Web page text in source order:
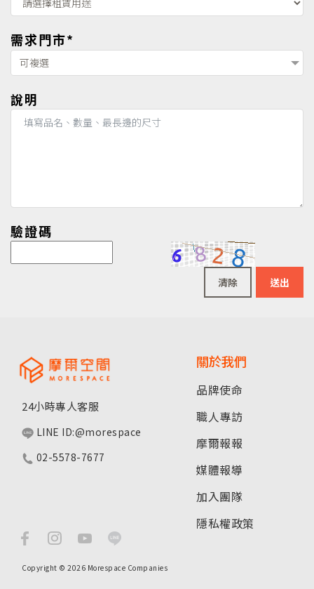
需求門市*
可複選
說明
驗證碼
清除 送出
24小時專人客服
LINE ID:@morespace
02-5578-7677
Copyright © 2026 Morespace Companies
關於我們
品牌使命
職人專訪
摩爾報報
媒體報導
加入團隊
隱私權政策